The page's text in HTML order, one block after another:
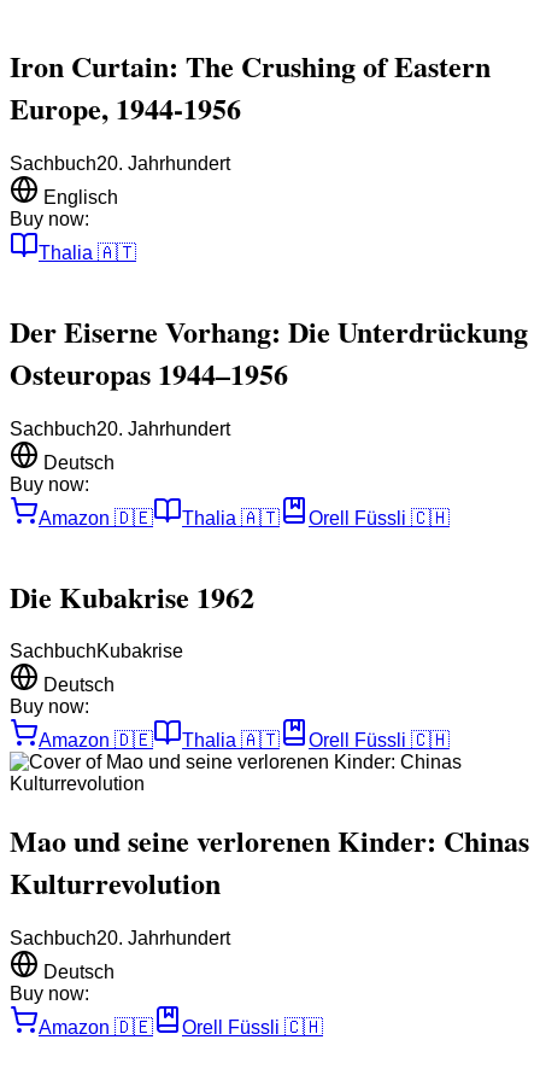
Iron Curtain: The Crushing of Eastern
Europe, 1944-1956
Sachbuch20. Jahrhundert
Englisch
Buy now:
Thalia 🇦🇹
Der Eiserne Vorhang: Die Unterdrückung
Osteuropas 1944–1956
Sachbuch20. Jahrhundert
Deutsch
Buy now:
Amazon 🇩🇪 Thalia 🇦🇹 Orell Füssli 🇨🇭
Die Kubakrise 1962
SachbuchKubakrise
Deutsch
Buy now:
Amazon 🇩🇪 Thalia 🇦🇹 Orell Füssli 🇨🇭
Mao und seine verlorenen Kinder: Chinas
Kulturrevolution
Sachbuch20. Jahrhundert
Deutsch
Buy now:
Amazon 🇩🇪 Orell Füssli 🇨🇭